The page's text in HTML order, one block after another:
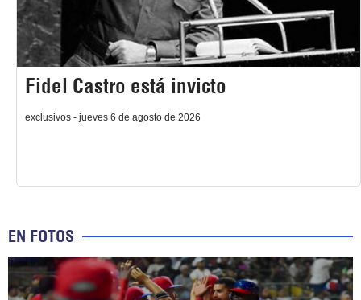
Fidel Castro está invicto
exclusivos - jueves 6 de agosto de 2026
EN FOTOS